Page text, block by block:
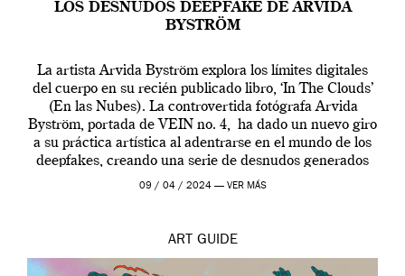
LOS DESNUDOS DEEPFAKE DE ARVIDA
BYSTRÖM
La artista Arvida Byström explora los límites digitales
del cuerpo en su recién publicado libro, ‘In The Clouds’
(En las Nubes). La controvertida fotógrafa Arvida
Byström, portada de VEIN no. 4, ha dado un nuevo giro
a su práctica artística al adentrarse en el mundo de los
deepfakes, creando una serie de desnudos generados
por […]
09 / 04 / 2024 — VER MÁS
ART GUIDE